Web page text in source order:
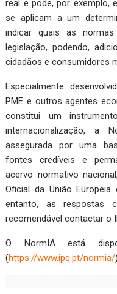
real e pode, por exemplo,
se aplicam a um
indicar quais as
legislação, podendo,
cidadãos e consumidores
Especialmente
PME e outros agentes
constitui um
internacionalização, a
assegurada por uma
fontes credíveis e
acervo normativo
Oficial da União
entanto, as respostas
recomendável contactar o
O NormIA está
(https://www.ipq.pt/normia/).